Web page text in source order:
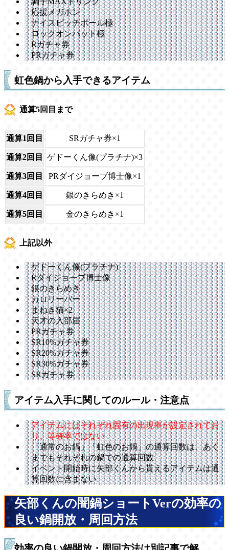
応援メガホン
ナイスピッチボール極
ロックオンバット極
Rガチャ券
PRガチャ券
虹色鍋から入手できるアイテム
通算5回目まで
通算1回目 SRガチャ券×1
通算2回目 ゲドーくん像(プラチナ)×3
通算3回目 PRダイジョーブ博士像×1
通算4回目 銀のきらめき×1
通算5回目 金のきらめき×1
上記以外
ゲドーくん像(プラチナ)
Rダイジョーブ博士像
銀のきらめき
カロリーバー
まねき猫×2
天才の入部届
PRガチャ券
SR10%ガチャ券
SR20%ガチャ券
SR30%ガチャ券
SRガチャ券
アイテム入手に関してのルール・注意点
アイテムにはそれぞれ固有の出現率が設定されてお
り、等確率ではない
「通常のお鍋」「虹色のお鍋」の通算回数は、あく
までもそれぞれの鍋での通算回数
イベント開始時に矢部くんから貰えるアイテムは通
算回数に含まない
矢部くんの闇鍋ショートVerの効率の
良い鍋開放・周回方法